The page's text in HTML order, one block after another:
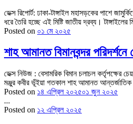
ডেক্স রিপোর্ট: ঢাকা-টাঙ্গাইল মহাসড়কের পাশে
ধরে তৈরি হচ্ছে এই মিষ্টি জাতীয় দ্রব্য। টাঙ্গাইলের
Posted on ০১ মে ২০২৫
শাহ আমানত বিমানবন্দর পরিদর্শনে
ডেক্স নিউজ : বেসামরিক বিমান চলাচল কর্তৃপক্ষের
মঞ্জুর কবীর ভূঁইয়া গতকাল শাহ আমানত আন্তর্জাতিক
Posted on ১৪ এপ্রিল ২০২৫০১ জুন ২০২৫
...
Posted on ১২ এপ্রিল ২০২৫